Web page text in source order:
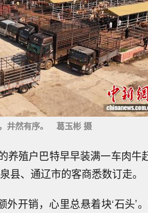
井然有序。 葛玉彬 摄
养殖户巴特早早装满一车肉牛
县、通辽市的客商悉数订走。
开销，心里总悬着块‘石头’